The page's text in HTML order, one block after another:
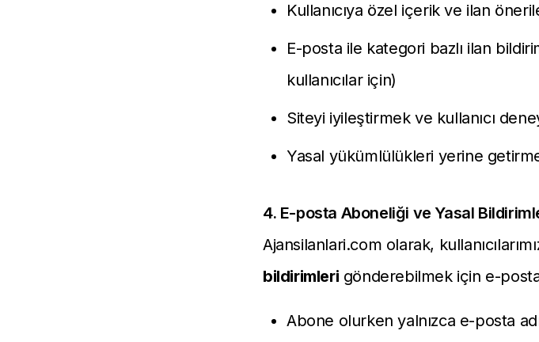
Kullanıcıya özel içerik ve ilan
E-posta ile kategori bazlı ilan
kullanıcılar için)
Siteyi iyileştirmek ve kullanıcı
Yasal yükümlülükleri yerine
4. E-posta Aboneliği ve Yasal
Ajansilanlari.com olarak,
bildirimleri gönderebilmek için e-
Abone olurken yalnızca e-posta